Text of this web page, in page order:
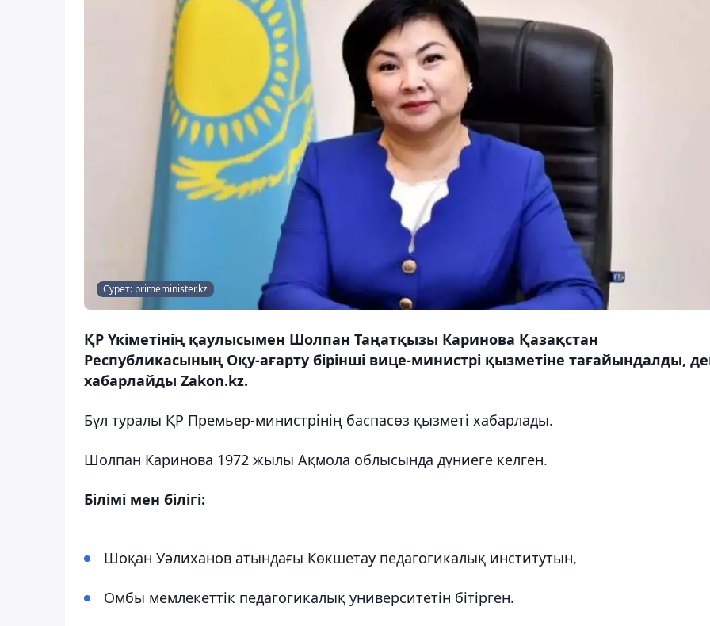
Сурет: primeminister.kz
ҚР Үкіметінің қаулысымен Шолпан Таңатқызы Каринова Қазақстан
Республикасының Оқу-ағарту бірінші вице-министрі қызметіне тағайындалды,
хабарлайды Zakon.kz.
Бұл туралы ҚР Премьер-министрінің баспасөз қызметі хабарлады.
Шолпан Каринова 1972 жылы Ақмола облысында дүниеге келген.
Білімі мен білігі:
Шоқан Уәлиханов атындағы Көкшетау педагогикалық институтын,
Омбы мемлекеттік педагогикалық университетін бітірген.